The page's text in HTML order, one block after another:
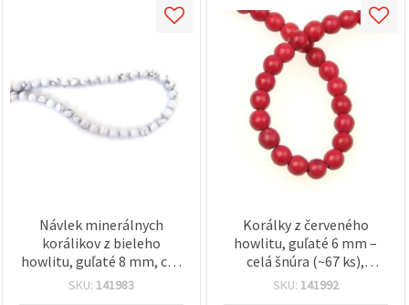
Návlek minerálnych
korálikov z bieleho
howlitu, guľaté 8 mm, cca
48 ks – na výrobu šperkov,
SKU: 141983
Korálky z červeného
howlitu, guľaté 6 mm –
celá šnúra (~67 ks),
leštené
SKU: 141992